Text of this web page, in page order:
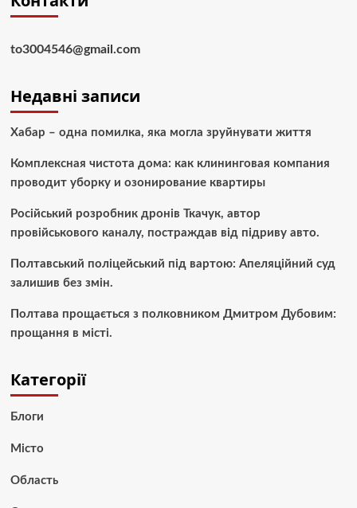
to3004546@gmail.com
Недавні записи
Хабар – одна помилка, яка могла зруйнувати життя
Комплексная чистота дома: как клининговая компания
проводит уборку и озонирование квартиры
Російський розробник дронів Ткачук, автор
провійськового каналу, постраждав від підриву авто.
Полтавський поліцейський під вартою: Апеляційний суд
залишив без змін.
Полтава прощається з полковником Дмитром Дубовим:
прощання в місті.
Категорії
Блоги
Місто
Область